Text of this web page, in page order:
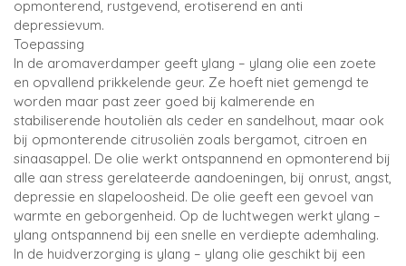
opmonterend, rustgevend, erotiserend en anti
depressievum.
Toepassing
In de aromaverdamper geeft ylang – ylang olie een zoete
en opvallend prikkelende geur. Ze hoeft niet gemengd te
worden maar past zeer goed bij kalmerende en
stabiliserende houtoliën als ceder en sandelhout, maar ook
bij opmonterende citrusoliën zoals bergamot, citroen en
sinaasappel. De olie werkt ontspannend en opmonterend bij
alle aan stress gerelateerde aandoeningen, bij onrust, angst,
depressie en slapeloosheid. De olie geeft een gevoel van
warmte en geborgenheid. Op de luchtwegen werkt ylang –
ylang ontspannend bij een snelle en verdiepte ademhaling.
In de huidverzorging is ylang – ylang olie geschikt bij een